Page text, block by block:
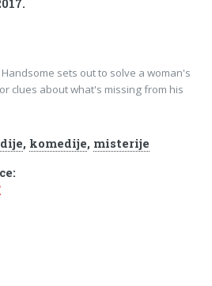
sets out to solve a woman's
clues about what's missing from his
, komedije, misterije